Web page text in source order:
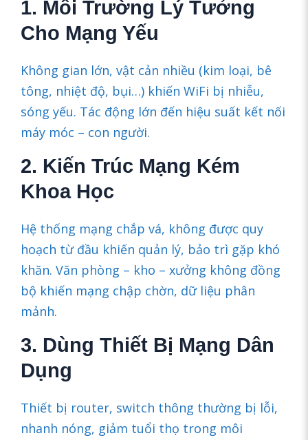
1. Môi Trường Lý Tưởng
Cho Mạng Yếu
Không gian lớn, vật cản nhiều (kim loại, bê
tông, nhiệt độ, bụi…) khiến WiFi bị nhiễu,
sóng yếu. Tác động lớn đến hiệu suất kết nối
máy móc – con người.
2. Kiến Trúc Mạng Kém
Khoa Học
Hệ thống mạng chắp vá, không được quy
hoạch từ đầu khiến quản lý, bảo trì gặp khó
khăn. Văn phòng – kho – xưởng không đồng
bộ khiến mạng chập chờn, dữ liệu phân
mảnh.
3. Dùng Thiết Bị Mạng Dân
Dụng
Thiết bị router, switch thông thường bị lỗi,
nhanh nóng, giảm tuổi thọ trong môi